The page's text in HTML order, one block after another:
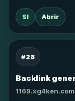
SI Abrir
#28
Backlink
1169.xg4ken.com